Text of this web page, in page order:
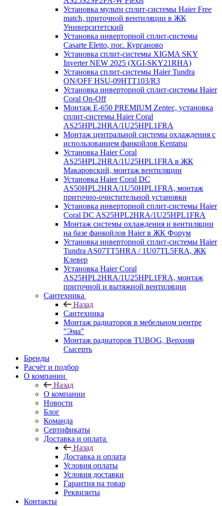
Установка мульти сплит-системы Haier Free
match, приточной вентиляции в ЖК
Университетский
Установка инверторной сплит-системы
Casarte Eletto, пос. Курганово
Установка сплит-системы XIGMA SKY
Inverter NEW 2025 (XGI-SKY21RHA)
Установка сплит-системы Haier Tundra
ON/OFF HSU-09HTT103/R3
Установка инверторной сплит-системы Haier
Coral On-Off
Монтаж E-650 PREMIUM Zentec, установка
сплит-системы Haier Coral
AS25HPL2HRA/1U25HPL1FRA
Монтаж центральной системы охлаждения с
использованием фанкойлов Kentatsu
Установка Haier Coral
AS25HPL2HRA/1U25HPL1FRA в ЖК
Макаровский, монтаж вентиляции
Установка Haier Coral DC
AS50HPL2HRA/1U50HPL1FRA, монтаж
приточно-очистительной установки
Установка инверторной сплит-системы Haier
Coral DC AS25HPL2HRA/1U25HPL1FRA
Монтаж системы охлаждения и вентиляции
на базе фанкойлов Haier в ЖК Форум
Установка инверторной сплит-системы Haier
Tundra AS07TT5HRA / 1U07TL5FRA, ЖК
Клевер
Установка Haier Coral
AS25HPL2HRA/1U25HPL1FRA, монтаж
приточной и вытяжной вентиляции
Сантехника
Назад
Сантехника
Монтаж радиаторов в мебельном центре
"Эма"
Монтаж радиаторов TUBOG, Верхняя
Сысерть
Бренды
Расчёт и подбор
О компании
Назад
О компании
Новости
Блог
Команда
Сертификаты
Доставка и оплата
Назад
Доставка и оплата
Условия оплаты
Условия доставки
Гарантия на товар
Реквизиты
Контакты